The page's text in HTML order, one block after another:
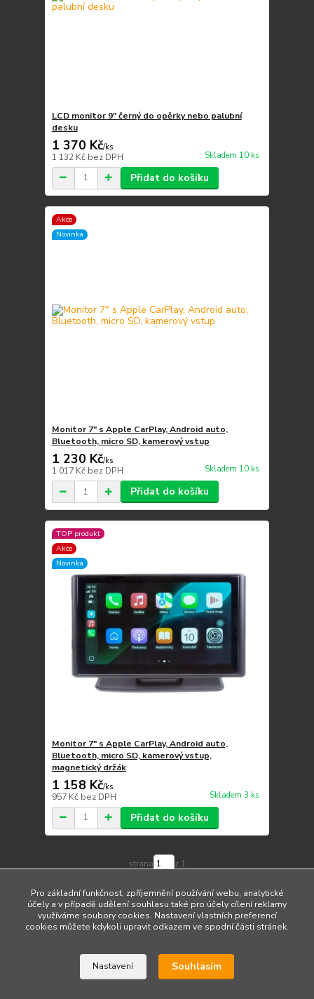
LCD monitor 9" černý do opěrky nebo palubní
desku
1 370 Kč/ks
1 132 Kč bez DPH Skladem 10 ks
Přidat do košíku
Akce
Novinka
Monitor 7" s Apple CarPlay, Android auto,
Bluetooth, micro SD, kamerový vstup
1 230 Kč/ks
1 017 Kč bez DPH Skladem 10 ks
Přidat do košíku
TOP produkt
Akce
Novinka
Monitor 7" s Apple CarPlay, Android auto,
Bluetooth, micro SD, kamerový vstup,
magnetický držák
1 158 Kč/ks
957 Kč bez DPH Skladem 3 ks
Přidat do košíku
strana z 1
Upravit sběr cookies.
Pro základní funkčnost, zpříjemnění používání webu, analytické
účely a v případě udělení souhlasu také pro účely cílení reklamy
využíváme soubory cookies. Nastavení vlastních preferencí
cookies můžete kdykoli upravit odkazem ve spodní části stránek.
Nastavení Souhlasím